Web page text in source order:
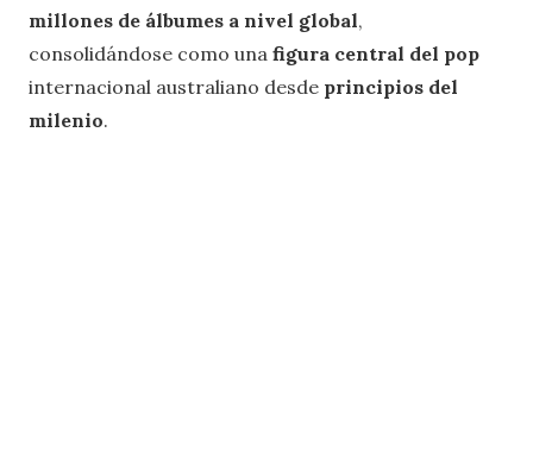
millones de álbumes a nivel global,
consolidándose como una figura central del pop
internacional australiano desde principios del
milenio.